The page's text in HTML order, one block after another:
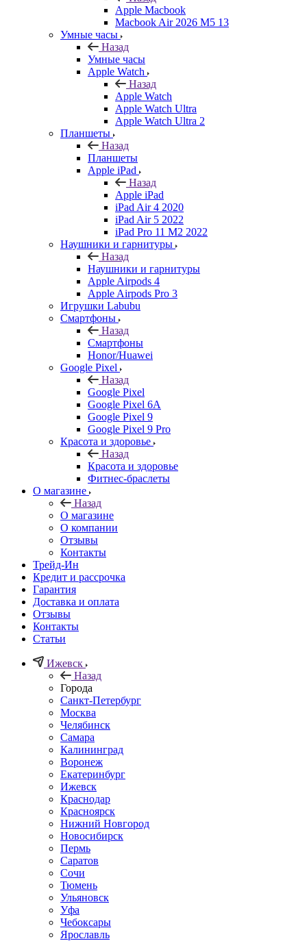
Apple Macbook
Macbook Air 2026 M5 13
Умные часы
Назад
Умные часы
Apple Watch
Назад
Apple Watch
Apple Watch Ultra
Apple Watch Ultra 2
Планшеты
Назад
Планшеты
Apple iPad
Назад
Apple iPad
iPad Air 4 2020
iPad Air 5 2022
iPad Pro 11 M2 2022
Наушники и гарнитуры
Назад
Наушники и гарнитуры
Apple Airpods 4
Apple Airpods Pro 3
Игрушки Labubu
Смартфоны
Назад
Смартфоны
Honor/Huawei
Google Pixel
Назад
Google Pixel
Google Pixel 6A
Google Pixel 9
Google Pixel 9 Pro
Красота и здоровье
Назад
Красота и здоровье
Фитнес-браслеты
О магазине
Назад
О магазине
О компании
Отзывы
Контакты
Трейд-Ин
Кредит и рассрочка
Гарантия
Доставка и оплата
Отзывы
Контакты
Статьи
Ижевск
Назад
Города
Санкт-Петербург
Москва
Челябинск
Самара
Калининград
Воронеж
Екатеринбург
Ижевск
Краснодар
Красноярск
Нижний Новгород
Новосибирск
Пермь
Саратов
Сочи
Тюмень
Ульяновск
Уфа
Чебоксары
Ярославль